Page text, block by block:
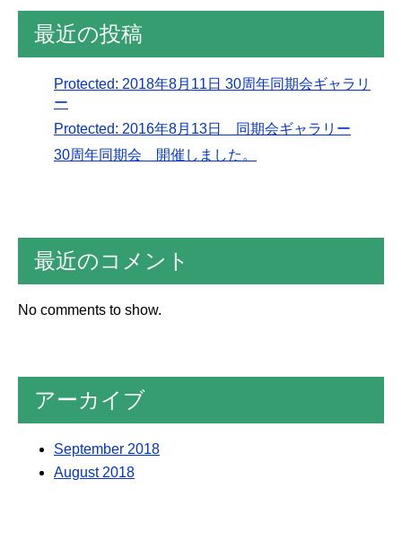
最近の投稿
Protected: 2018年8月11日 30周年同期会ギャラリ
ー
Protected: 2016年8月13日 同期会ギャラリー
30周年同期会 開催しました。
最近のコメント
No comments to show.
アーカイブ
September 2018
August 2018